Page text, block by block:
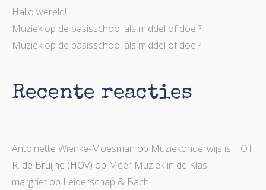
Hallo wereld!
Muziek op de basisschool als middel of doel?
Muziek op de basisschool als middel of doel?
Recente reacties
Antoinette Wienke-Moesman op Muziekonderwijs is HOT
R. de Bruijne (HOV) op Méér Muziek in de Klas
margriet op Leiderschap & Bach